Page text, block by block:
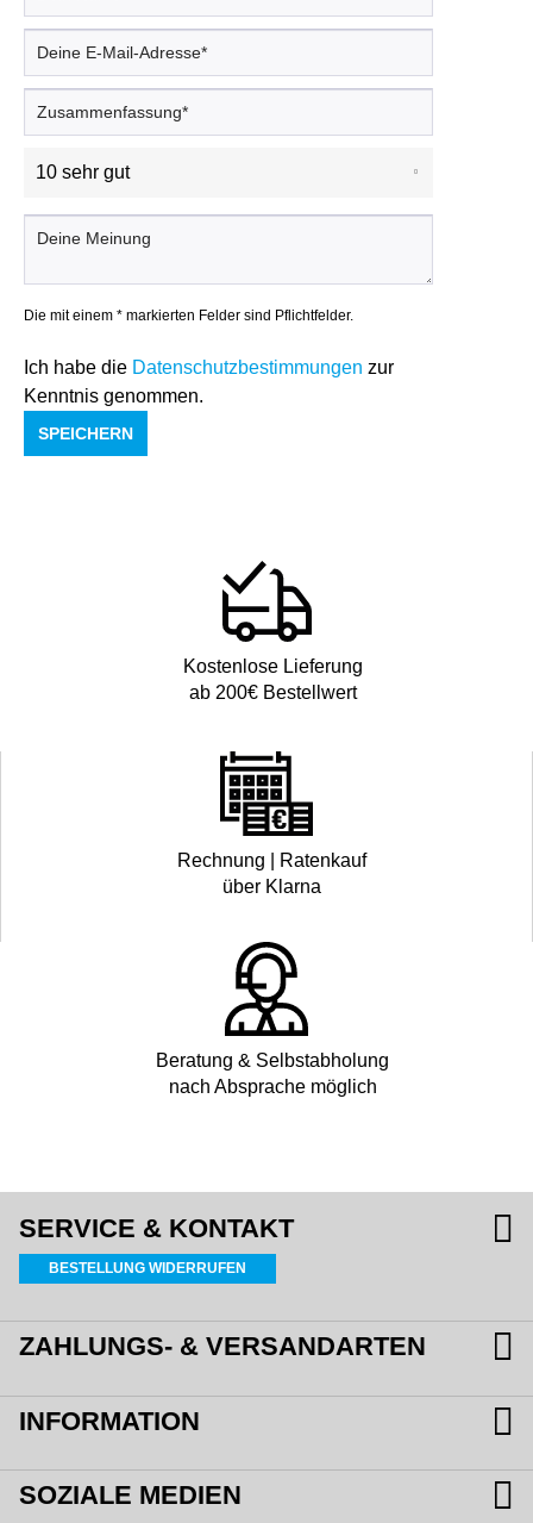
Die mit einem * markierten Felder sind Pflichtfelder.
Ich habe die Datenschutzbestimmungen zur
Kenntnis genommen.
SPEICHERN
Kostenlose Lieferung
ab 200€ Bestellwert
Rechnung | Ratenkauf
über Klarna
Beratung & Selbstabholung
nach Absprache möglich
SERVICE & KONTAKT
BESTELLUNG WIDERRUFEN
ZAHLUNGS- & VERSANDARTEN
INFORMATION
SOZIALE MEDIEN